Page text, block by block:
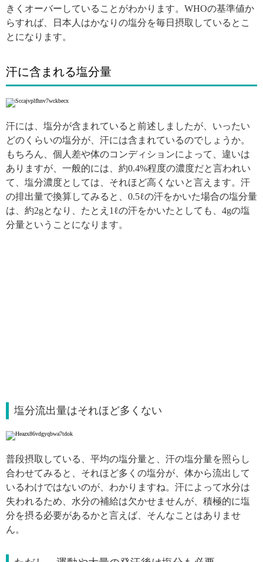
きくオーバーしていることがわかります。WHOの基準値か
らすれば、日本人はかなりの塩分を毎日摂取しているとこ
とになります。
汗に含まれる塩分量
汗には、塩分が含まれていると前述しましたが、いったい
どのくらいの塩分が、汗には含まれているのでしょうか。
もちろん、個人差や体のコンディションによって、違いは
ありますが、一般的には、約0.4%程度の濃度だと言われい
て、塩分濃度としては、それほど高くないと言えます。汗
の排出量で換算してみると、0.5ℓの汗をかいた場合の塩分量
は、約2gとなり、たとえ1ℓの汗をかいたとしても、4gの塩
分量ということになります。
塩分流出量はそれほど多くない
普段摂取している、平均の塩分量と、汗の塩分量を照らし
合わせてみると、それほど多くの塩分が、体から流出して
いるわけではないのが、わかりますね。汗によって水分は
失われるため、水分の補給は欠かせませんが、積極的に塩
分を摂る必要があるかと言えば、そんなことはありませ
ん。